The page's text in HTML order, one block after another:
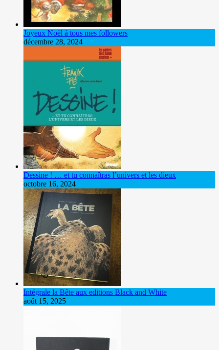
Joyeux Noël à tous mes followers
décembre 28, 2024
Dessine ! … et tu connaîtras l’univers et les dieux
octobre 16, 2024
Intégrale la Bête aux editions Black and White
août 15, 2025